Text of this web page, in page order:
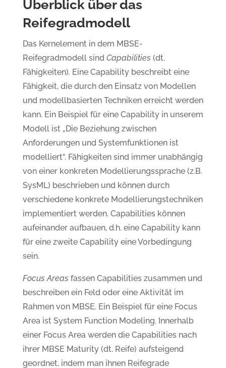
Überblick über das
Reifegradmodell
Das Kernelement in dem MBSE-
Reifegradmodell sind Capabilities (dt.
Fähigkeiten). Eine Capability beschreibt eine
Fähigkeit, die durch den Einsatz von Modellen
und modellbasierten Techniken erreicht werden
kann. Ein Beispiel für eine Capability in unserem
Modell ist „Die Beziehung zwischen
Anforderungen und Systemfunktionen ist
modelliert“. Fähigkeiten sind immer unabhängig
von einer konkreten Modellierungssprache (z.B.
SysML) beschrieben und können durch
verschiedene konkrete Modellierungstechniken
implementiert werden. Capabilities können
aufeinander aufbauen, d.h. eine Capability kann
für eine zweite Capability eine Vorbedingung
sein.
Focus Areas fassen Capabilities zusammen und
beschreiben ein Feld oder eine Aktivität im
Rahmen von MBSE. Ein Beispiel für eine Focus
Area ist System Function Modeling. Innerhalb
einer Focus Area werden die Capabilities nach
ihrer MBSE Maturity (dt. Reife) aufsteigend
geordnet, indem man ihnen Reifegrade